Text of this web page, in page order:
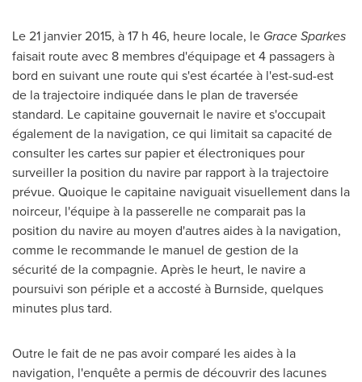
Le 21 janvier 2015, à 17 h 46, heure locale, le Grace Sparkes
faisait route avec 8 membres d'équipage et 4 passagers à
bord en suivant une route qui s'est écartée à l'est-sud-est
de la trajectoire indiquée dans le plan de traversée
standard. Le capitaine gouvernait le navire et s'occupait
également de la navigation, ce qui limitait sa capacité de
consulter les cartes sur papier et électroniques pour
surveiller la position du navire par rapport à la trajectoire
prévue. Quoique le capitaine naviguait visuellement dans la
noirceur, l'équipe à la passerelle ne comparait pas la
position du navire au moyen d'autres aides à la navigation,
comme le recommande le manuel de gestion de la
sécurité de la compagnie. Après le heurt, le navire a
poursuivi son périple et a accosté à Burnside, quelques
minutes plus tard.
Outre le fait de ne pas avoir comparé les aides à la
navigation, l'enquête a permis de découvrir des lacunes